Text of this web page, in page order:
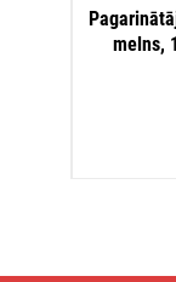
melns,